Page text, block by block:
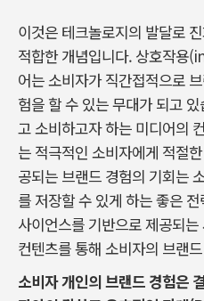
이것은 테크놀로지의 발달로
적합한 개념입니다. 상호작용
어는 소비자가 직간접적으로
험을 할 수 있는 무대가 되고
고 소비하고자 하는 미디어의
는 적극적인 소비자에게 적절
공되는 브랜드 경험의 기회는
를 저장할 수 있게 하는 좋은
사이언스를 기반으로 제공되
컨텐츠를 통해 소비자의 브랜
소비자 개인의 브랜드 경험은